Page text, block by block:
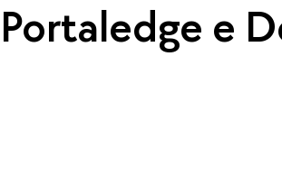
Portaledge e